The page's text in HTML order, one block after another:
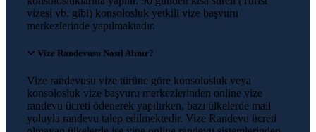
vizesi vb. gibi) konsolosluk yetkili vize başvuru
merkezlerinde yapılmaktadır.
Vize Randevusu Nasıl Alınır?
Vize randevusu vize türüne göre konsolosluk veya
konsolosluk vize başvuru merkezlerinden online vize
randevu ücreti ödenerek yapılırken, bazı ülkelerde mail
yoluyla randevu talep edilmektedir. Vize Randevu ücreti